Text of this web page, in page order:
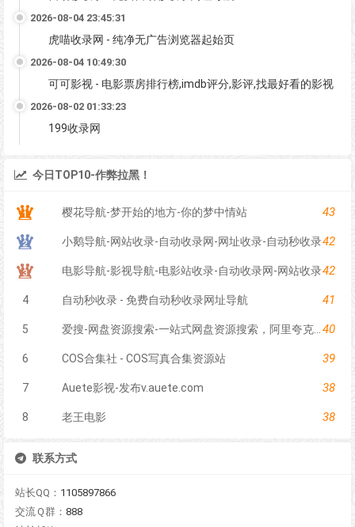
2026-08-04 23:45:31
虎喵收录网 - 纯净无广告浏览器起始页
2026-08-04 10:49:30
可可影视 - 电影票房排行榜,imdb评分,影评,找最好看的影视
2026-08-02 01:33:23
199收录网
今日TOP10-作弊拉黑！
樱花导航-梦开始的地方-你的梦中情站 43
小鹅导航-网站收录-自动收录网-网址收录-自动秒收录42
电影导航-影视导航-电影站收录-自动收录网-网站收录42
4 自动秒收录 - 免费自动秒收录网址导航 41
5 爱搜-网盘资源搜索-一站式网盘资源搜索，阿里夸克百度迅雷UC全聚合40
6 COS合集社 - COS写真合集资源站 39
7 Auete影视-发布v.auete.com 38
8 老王电影 38
联系方式
站长QQ： 1105897866
交流Ｑ群： 888